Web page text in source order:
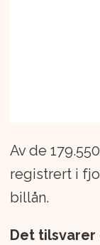
Av de
registrert i
billån.
Det tilsvarer